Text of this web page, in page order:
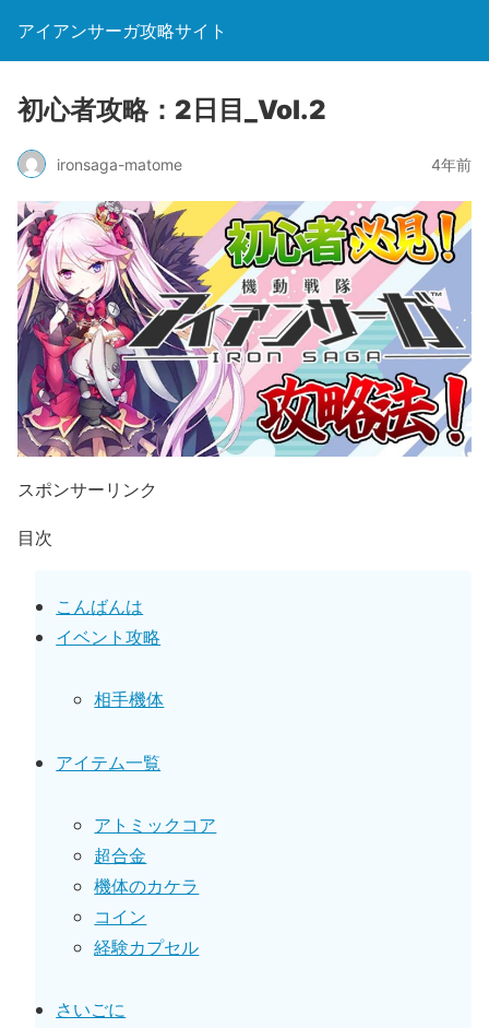
アイアンサーガ攻略サイト
初心者攻略：2日目_Vol.2
ironsaga-matome 4年前
スポンサーリンク
目次
こんばんは
イベント攻略
相手機体
アイテム一覧
アトミックコア
超合金
機体のカケラ
コイン
経験カプセル
さいごに